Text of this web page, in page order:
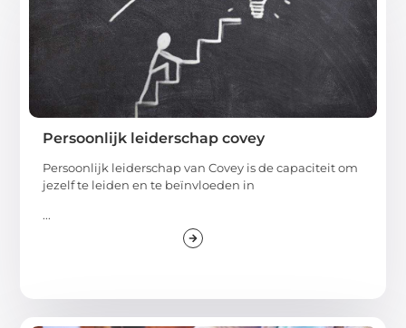
Persoonlijk leiderschap covey
Persoonlijk leiderschap van Covey is de capaciteit om
jezelf te leiden en te beïnvloeden in
...